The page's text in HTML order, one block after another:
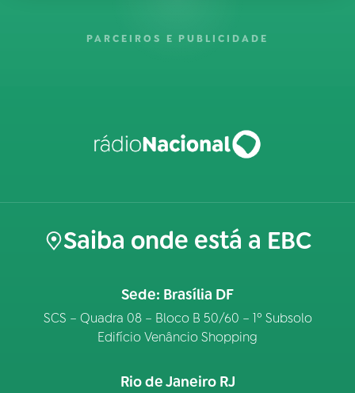
PARCEIROS E PUBLICIDADE
Saiba onde está a EBC
Sede: Brasília DF
SCS – Quadra 08 – Bloco B 50/60 – 1º Subsolo
Edifício Venâncio Shopping
Rio de Janeiro RJ